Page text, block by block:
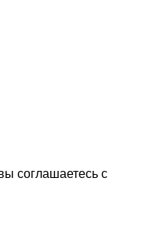
соглашаетесь с